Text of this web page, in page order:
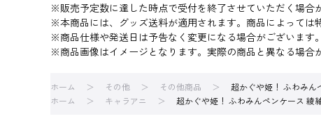
※販売予定数に達した時点で受付を終了させていただく場合
※本商品には、グッズ送料が適用されます。商品によっては
※商品仕様や発送日は予告なく変更になる場合がございます
※商品画像はイメージとなります。実際の商品と異なる場合
ホーム その他 その他商品
超かぐや姫！ ふわみん
ホーム
キャラアニ 超かぐや姫！ ふわみんペンケース 綾